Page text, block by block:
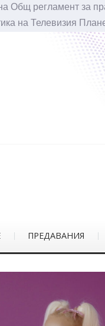
Общ регламент за
на Телевизия
ПРЕДАВАНИЯ